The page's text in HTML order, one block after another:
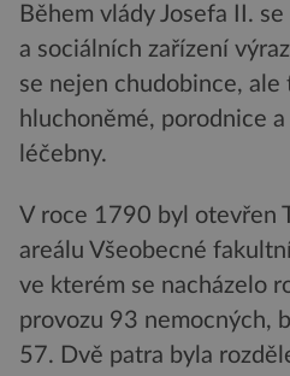
Během vlády Josefa II.
a sociálních zařízení
se nejen chudobince, ale
hluchoněmé, porodnice
léčebny.
V roce 1790 byl otevřen
areálu Všeobecné
ve kterém se nacházelo
provozu 93 nemocných,
57. Dvě patra byla